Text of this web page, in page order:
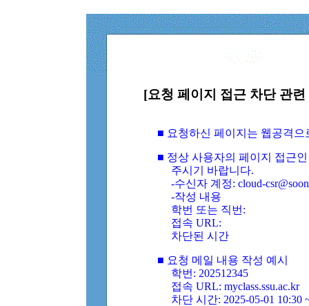
[요청 페이지 접근 차단 관
■ 요청하신 페이지는 웹공격
■ 정상 사용자의 페이지 접근
주시기 바랍니다.
-수신자 계정: cloud-
-작성 내용
학번 또는 직번:
접속 URL:
차단된 시간
■ 요청 메일 내용 작성 예시
학번: 202512345
접속 URL: myclass.ssu.ac.kr
차단 시간: 2025-05-01 10:30